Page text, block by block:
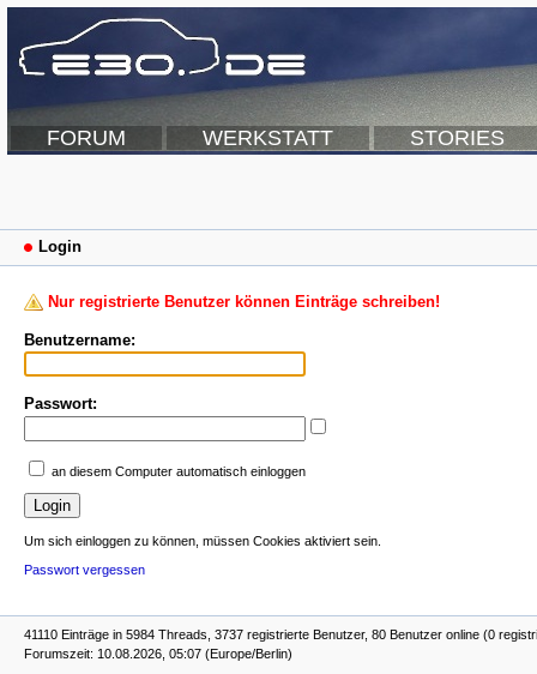
FORUM WERKSTATT STORIES
Login
Nur registrierte Benutzer können Einträge schreiben!
Benutzername:
Passwort:
an diesem Computer automatisch einloggen
Um sich einloggen zu können, müssen Cookies aktiviert sein.
Passwort vergessen
41110 Einträge in 5984 Threads, 3737 registrierte Benutzer, 80 Benutzer online (0
Forumszeit: 10.08.2026, 05:07 (Europe/Berlin)